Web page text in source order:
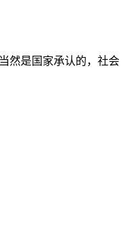
然是国家承认的，社会